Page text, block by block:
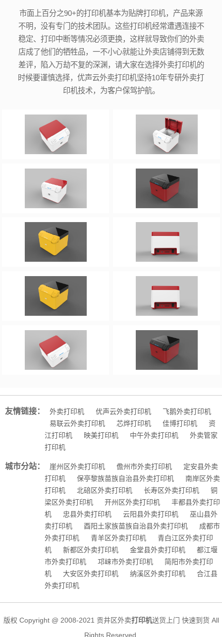
市面上百分之90+的打印机基本为贴牌打印机，产品来源
不明，没有专门的技术团队。这些打印机经常遭遇连接不
稳定、打印中断等情况必须更换，这样就导致你们的外卖
店成了他们的牺牲品，一不小心就能让外卖店铺得到无数
差评，陷入万劫不复的深渊，请大家在选择外卖打印机的
时候要谨慎选择，优声云外卖打印机坚持10年专研外卖打
印机技术，为客户保驾护航。
友情链接： 外卖打印机 优声云外卖打印机
飞鹅外卖打印机
易联云外卖打印机
芯烨打印机 佳博打印机
资
江打印机
映美打印机 中午外卖打印机
外卖管家
打印机
城市分站： 崖州区外卖打印机 儋州市外卖打印机
定安县外卖
打印机
保亭黎族苗族自治县外卖打印机
南岸区外卖
打印机
北碚区外卖打印机 长寿区外卖打印机
铜
梁区外卖打印机
开州区外卖打印机
丰都县外卖打印
机
忠县外卖打印机 云阳县外卖打印机
巫山县外
卖打印机
酉阳土家族苗族自治县外卖打印机
成都市
外卖打印机
青羊区外卖打印机
青白江区外卖打印
机
新都区外卖打印机 金堂县外卖打印机
都江堰
市外卖打印机
邛崃市外卖打印机
简阳市外卖打印
机
大安区外卖打印机 纳溪区外卖打印机
合江县
外卖打印机
版权 Copyright @ 2008-2021 贡井区外卖打印机送货上门 快速到货 All
Rights Reserved.